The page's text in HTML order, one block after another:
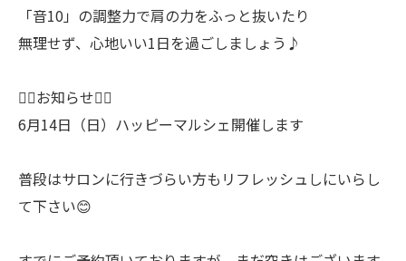
「音10」の調整力で肩の力をふっと抜いたり
無理せず、心地いい1日を過ごしましょう♪
🧚‍♀️お知らせ🧚‍♀️
6月14日（日）ハッピーマルシェ開催します
普段はサロンに行きづらい方もリフレッシュしにいらし
て下さい😊